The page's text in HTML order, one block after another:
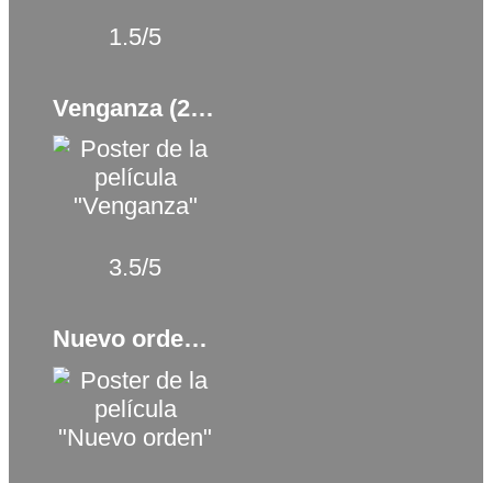
1.5/5
Venganza (2008)
3.5/5
Nuevo orden (2020)